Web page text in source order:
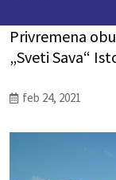
Privremena
„Sveti Sava“
feb 24, 2021